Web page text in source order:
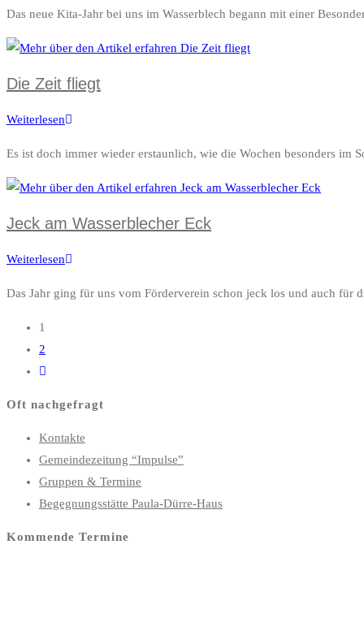
Das neue Kita-Jahr bei uns im Wasserblech begann mit einer
Die Zeit fliegt
WeiterlesenDie
Es ist doch immer wieder erstaunlich, wie die Wochen besonders im
Jeck am Wasserblecher Eck
WeiterlesenJeck
Wasserblecher
Das Jahr ging für uns vom Förderverein schon jeck los und auch
1
2
Gehe
nächsten
Seite
Oft nachgefragt
Kontakte
Gemeindezeitung “Impulse”
Gruppen & Termine
Begegnungsstätte Paula-Dürre-Haus
Kommende Termine